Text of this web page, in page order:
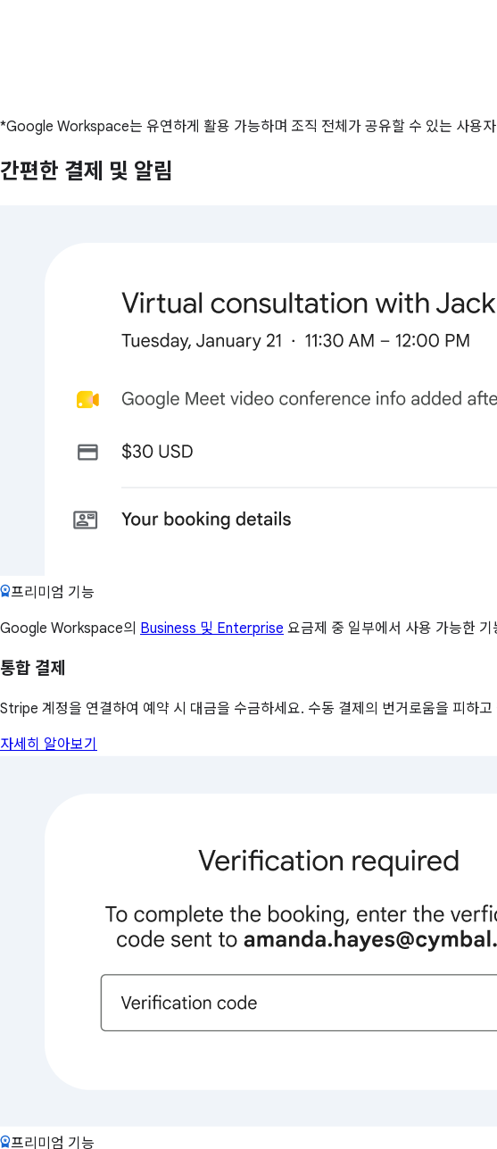
*Google Workspace는 유연하게 활용 가능하며 조직 전체가 공유할 수 있는 사용
간편한 결제 및 알림
프리미엄 기능
Google Workspace의 Business 및 Enterprise 요금제 중 일부에서 사용 가능한 기
통합 결제
Stripe 계정을 연결하여 예약 시 대금을 수금하세요. 수동 결제의 번거로움을 피하
자세히 알아보기
프리미엄 기능